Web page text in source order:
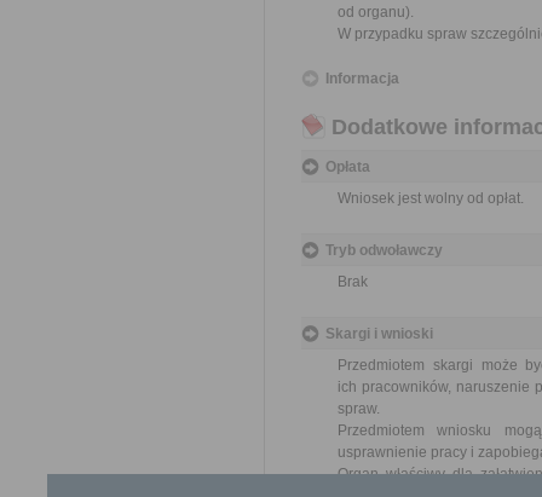
od organu).
W przypadku spraw
Informacja
Dodatkowe
Opłata
Wniosek jest wolny od opłat.
Tryb odwoławczy
Brak
Skargi i wnioski
Przedmiotem skargi może
ich pracowników, naruszenie
spraw.
Przedmiotem wniosku
usprawnienie pracy i
Organ właściwy dla